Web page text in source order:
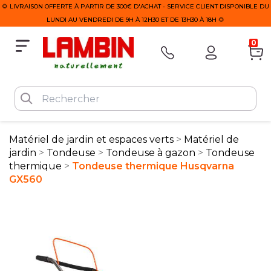
🌻 LIVRAISON OFFERTE À PARTIR DE 300€ D'ACHAT - SERVICE CLIENT DISPONIBLE DU
LUNDI AU VENDREDI DE 9H À 12H30 ET DE 13H30 À 18H 🌻
0
Matériel de jardin et espaces verts
Matériel de
jardin
Tondeuse Tondeuse à gazon
Tondeuse
thermique
Tondeuse thermique Husqvarna
GX560